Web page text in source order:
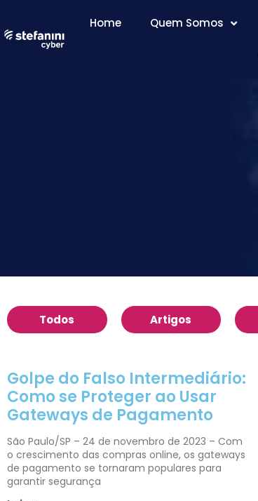
Home Quem Somos
Todos Artigos
Golpe do Falso Intermediário:
Como se Proteger ao Usar
Gateways de Pagamento
São Paulo/SP – 24 de novembro de 2023 – Com
o crescimento das compras online, os gateways
de pagamento se tornaram populares para
garantir segurança